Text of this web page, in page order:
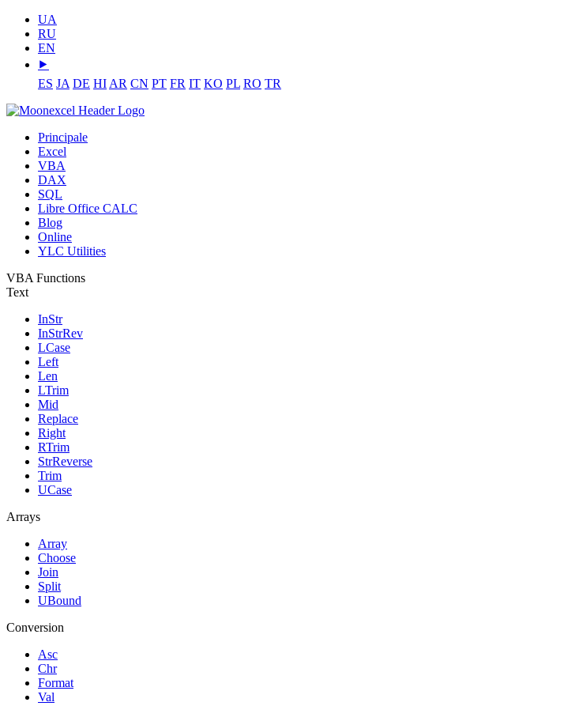
UA
RU
EN
⯈
ES JA DE HI AR CN PT FR IT KO PL RO TR
Principale
Excel
VBA
DAX
SQL
Libre Office CALC
Blog
Online
YLC Utilities
VBA Functions
Text
InStr
InStrRev
LCase
Left
Len
LTrim
Mid
Replace
Right
RTrim
StrReverse
Trim
UCase
Arrays
Array
Choose
Join
Split
UBound
Conversion
Asc
Chr
Format
Val